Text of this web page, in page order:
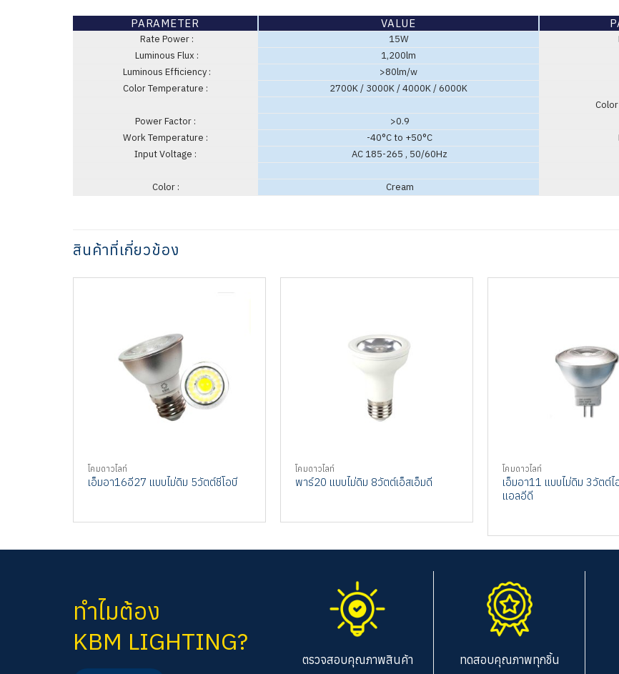
PARAMETER VALUE
Rate Power : 15W
Luminous Flux :
1,200lm
Luminous Efficiency :
>80lm/w
Color Temperature :
2700K / 3000K / 4000K / 6000K
Power Factor :
>0.9
Work Temperature :
-40°C to +50°C
Input Voltage :
AC 185-265 , 50/60Hz
Color :
Cream
สินค้าที่เกี่ยวข้อง
โคมดาวไลท์
เอ็มอา16อี27 แบบไม่ดิม 5วัตต์ชีโอบี
โคมดาวไลท์
พาร์20 แบบไม่ดิม 8วัตต์เอ็สเอ็มดี
โคมดาวไลท์
เอ็มอา11 แบบไม่ดิม 3วัตต์ไ
แอลอีดี
ทำไมต้อง
KBM LIGHTING?
ตรวจสอบคุณภาพสินค้า ทดสอบคุณภาพทุกชิ้น